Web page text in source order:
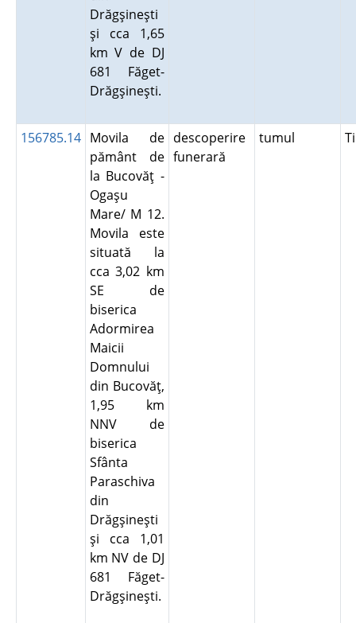
Drăgşineşti
şi cca 1,65
km V de DJ
681 Făget-
Drăgşineşti.
156785.14 Movila de
pământ de
la Bucovăţ -
Ogaşu
Mare/ M 12.
Movila este
situată la
cca 3,02 km
SE de
biserica
Adormirea
Maicii
Domnului
din Bucovăţ,
1,95 km
NNV de
biserica
Sfânta
Paraschiva
din
Drăgşineşti
şi cca 1,01
km NV de DJ
681 Făget-
Drăgşineşti.
descoperire
funerară
tumul